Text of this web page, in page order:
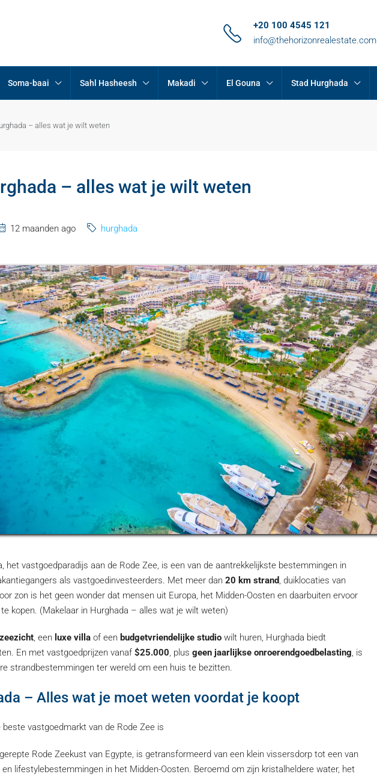
+20 100 4545 121
info@thehorizonrealestate.com
Soma-baai Sahl Hasheesh Makadi El Gouna Stad Hurghada
– alles wat je wilt weten
– alles wat je wilt weten
12 maanden ago hurghada
het vastgoedparadijs aan de Rode Zee, is een van de aantrekkelijkste bestemmingen in
als vastgoedinvesteerders. Met meer dan 20 km strand , duiklocaties van
zon is het geen wonder dat mensen uit Europa, het Midden-Oosten en daarbuiten ervoor
kopen. (Makelaar in Hurghada – alles wat je wilt weten)
, een luxe villa of een budgetvriendelijke studio wilt huren, Hurghada biedt
En met vastgoedprijzen vanaf $25.000 , plus geen jaarlijkse onroerendgoedbelasting , is
strandbestemmingen ter wereld om een huis te bezitten.
– Alles wat je moet weten voordat je koopt
vastgoedmarkt van de Rode Zee is
Rode Zeekust van Egypte, is getransformeerd van een klein vissersdorp tot een van
lifestylebestemmingen in het Midden-Oosten. Beroemd om zijn kristalheldere water, het